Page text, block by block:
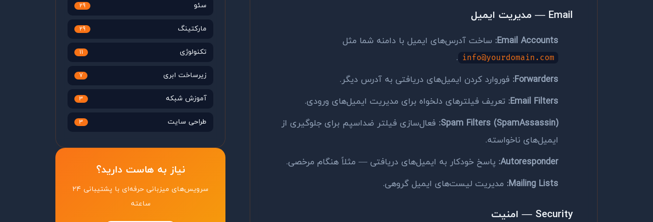
Email — مدیریت ایمیل
Email Accounts: ساخت آدرس‌های ایمیل با دامنه شما مثل
info@yourdomain.com
.
Forwarders: فوروارد کردن ایمیل‌های دریافتی به آدرس دیگر.
Email Filters: تعریف فیلترهای دلخواه برای مدیریت ایمیل‌های ورودی.
Spam Filters (SpamAssassin): فعال‌سازی فیلتر ضد‌اسپم برای جلوگیری از
ایمیل‌های ناخواسته.
Autoresponder: پاسخ خودکار به ایمیل‌های دریافتی — مثلاً هنگام مرخصی.
Mailing Lists: مدیریت لیست‌های ایمیل گروهی.
Security — امنیت
سئو 29
مارکتینگ 29
تکنولوژی 11
زیرساخت ابری 7
آموزش شبکه 3
طراحی سایت 3
نیاز به هاست دارید؟
سرویس‌های میزبانی حرفه‌ای با پشتیبانی ۲۴
ساعته